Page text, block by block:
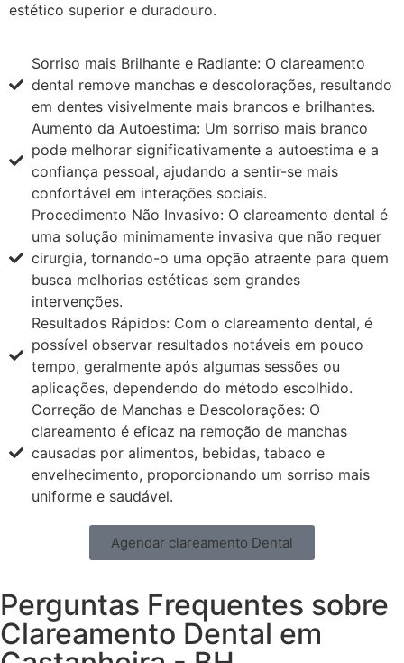
estético superior e duradouro.
Sorriso mais Brilhante e Radiante: O clareamento
dental remove manchas e descolorações, resultando
em dentes visivelmente mais brancos e brilhantes.
Aumento da Autoestima: Um sorriso mais branco
pode melhorar significativamente a autoestima e a
confiança pessoal, ajudando a sentir-se mais
confortável em interações sociais.
Procedimento Não Invasivo: O clareamento dental é
uma solução minimamente invasiva que não requer
cirurgia, tornando-o uma opção atraente para quem
busca melhorias estéticas sem grandes
intervenções.
Resultados Rápidos: Com o clareamento dental, é
possível observar resultados notáveis em pouco
tempo, geralmente após algumas sessões ou
aplicações, dependendo do método escolhido.
Correção de Manchas e Descolorações: O
clareamento é eficaz na remoção de manchas
causadas por alimentos, bebidas, tabaco e
envelhecimento, proporcionando um sorriso mais
uniforme e saudável.
Agendar clareamento Dental
Perguntas Frequentes sobre
Clareamento Dental em